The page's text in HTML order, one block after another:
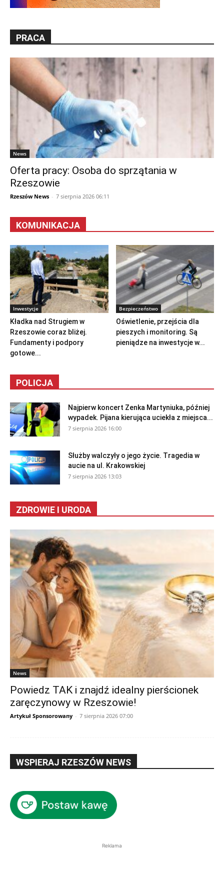
PRACA
News
Oferta pracy: Osoba do sprzątania w
Rzeszowie
Rzeszów News - 7 sierpnia 2026 06:11
KOMUNIKACJA
Inwestycje
Kładka nad Strugiem w
Rzeszowie coraz bliżej.
Fundamenty i podpory
gotowe...
Bezpieczeństwo
Oświetlenie, przejścia dla
pieszych i monitoring. Są
pieniądze na inwestycje w...
POLICJA
Najpierw koncert Zenka Martyniuka, później
wypadek. Pijana kierująca uciekła z miejsca...
7 sierpnia 2026 16:00
Służby walczyły o jego życie. Tragedia w
aucie na ul. Krakowskiej
7 sierpnia 2026 13:03
ZDROWIE I URODA
News
Powiedz TAK i znajdź idealny pierścionek
zaręczynowy w Rzeszowie!
Artykuł Sponsorowany - 7 sierpnia 2026 07:00
WSPIERAJ RZESZÓW NEWS
Reklama